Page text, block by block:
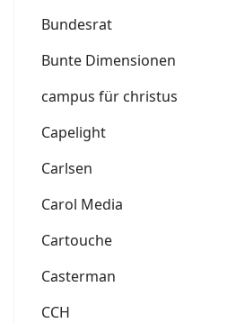
Bundesrat
Bunte Dimensionen
campus für christus
Capelight
Carlsen
Carol Media
Cartouche
Casterman
CCH